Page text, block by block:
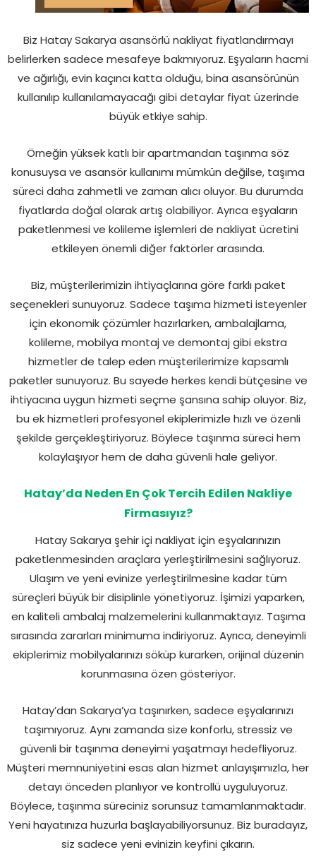
Biz Hatay Sakarya asansörlü nakliyat fiyatlandırmayı
belirlerken sadece mesafeye bakmıyoruz. Eşyaların hacmi
ve ağırlığı, evin kaçıncı katta olduğu, bina asansörünün
kullanılıp kullanılamayacağı gibi detaylar fiyat üzerinde
büyük etkiye sahip.
Örneğin yüksek katlı bir apartmandan taşınma söz
konusuysa ve asansör kullanımı mümkün değilse, taşıma
süreci daha zahmetli ve zaman alıcı oluyor. Bu durumda
fiyatlarda doğal olarak artış olabiliyor. Ayrıca eşyaların
paketlenmesi ve kolileme işlemleri de nakliyat ücretini
etkileyen önemli diğer faktörler arasında.
Biz, müşterilerimizin ihtiyaçlarına göre farklı paket
seçenekleri sunuyoruz. Sadece taşıma hizmeti isteyenler
için ekonomik çözümler hazırlarken, ambalajlama,
kolileme, mobilya montaj ve demontaj gibi ekstra
hizmetler de talep eden müşterilerimize kapsamlı
paketler sunuyoruz. Bu sayede herkes kendi bütçesine ve
ihtiyacına uygun hizmeti seçme şansına sahip oluyor. Biz,
bu ek hizmetleri profesyonel ekiplerimizle hızlı ve özenli
şekilde gerçekleştiriyoruz. Böylece taşınma süreci hem
kolaylaşıyor hem de daha güvenli hale geliyor.
Hatay’da Neden En Çok Tercih Edilen Nakliye
Firmasıyız?
Hatay Sakarya şehir içi nakliyat için eşyalarınızın
paketlenmesinden araçlara yerleştirilmesini sağlıyoruz.
Ulaşım ve yeni evinize yerleştirilmesine kadar tüm
süreçleri büyük bir disiplinle yönetiyoruz. İşimizi yaparken,
en kaliteli ambalaj malzemelerini kullanmaktayız. Taşıma
sırasında zararları minimuma indiriyoruz. Ayrıca, deneyimli
ekiplerimiz mobilyalarınızı söküp kurarken, orijinal düzenin
korunmasına özen gösteriyor.
Hatay’dan Sakarya’ya taşınırken, sadece eşyalarınızı
taşımıyoruz. Aynı zamanda size konforlu, stressiz ve
güvenli bir taşınma deneyimi yaşatmayı hedefliyoruz.
Müşteri memnuniyetini esas alan hizmet anlayışımızla, her
detayı önceden planlıyor ve kontrollü uyguluyoruz.
Böylece, taşınma süreciniz sorunsuz tamamlanmaktadır.
Yeni hayatınıza huzurla başlayabiliyorsunuz. Biz buradayız,
siz sadece yeni evinizin keyfini çıkarın.